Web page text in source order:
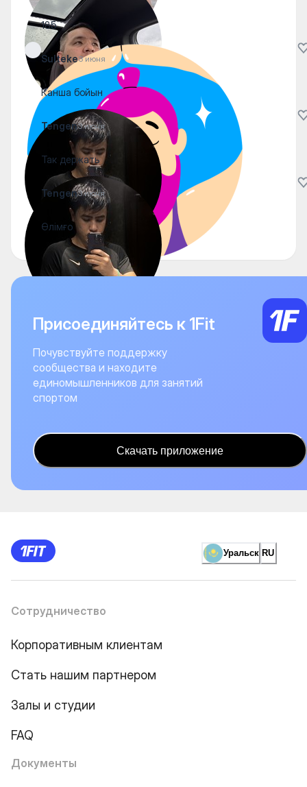
185
Sulteke3 июня
Канша бойын
Tengen3 июня
Так держать
Tengen3 июня
Өлімғо
Присоединяйтесь к 1Fit
Почувствуйте поддержку
сообщества и находите
единомышленников для занятий
спортом
Скачать приложение
Уральск RU
Сотрудничество
Корпоративным клиентам
Стать нашим партнером
Залы и студии
FAQ
Документы